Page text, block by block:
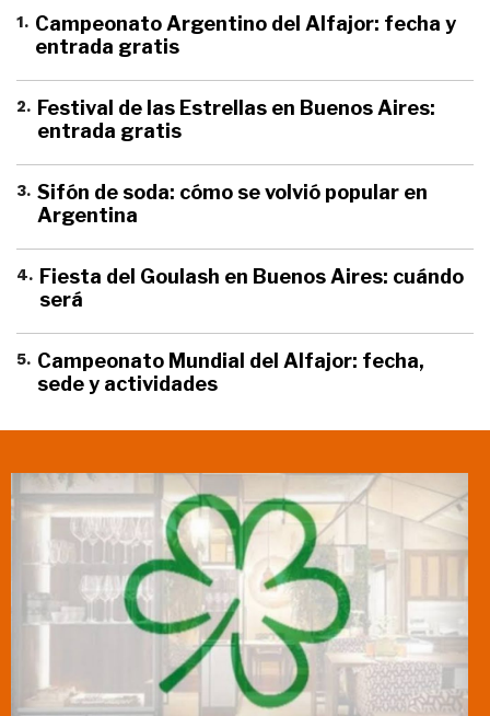
1. Campeonato Argentino del Alfajor: fecha y
entrada gratis
2. Festival de las Estrellas en Buenos Aires:
entrada gratis
3. Sifón de soda: cómo se volvió popular en
Argentina
4. Fiesta del Goulash en Buenos Aires: cuándo
será
5. Campeonato Mundial del Alfajor: fecha,
sede y actividades